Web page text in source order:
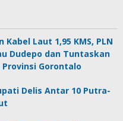
Laut 1,95 KMS, PLN
Dudepo dan Tuntaskan
Provinsi Gorontalo
Delis Antar 10 Putra-